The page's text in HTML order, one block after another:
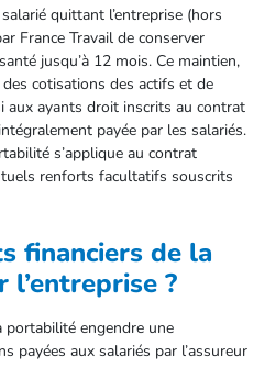
quittant l’entreprise (hors
France Travail de conserver
jusqu’à 12 mois. Ce maintien,
cotisations des actifs et de
aux ayants droit inscrits au contrat
payée par les salariés.
s’applique au contrat
renforts facultatifs souscrits
financiers de la
?
portabilité engendre une
payées aux salariés par l’assureur